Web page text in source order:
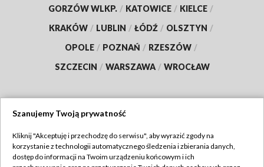
GORZÓW WLKP. / KATOWICE / KIELCE /
KRAKÓW / LUBLIN / ŁÓDŹ / OLSZTYN /
OPOLE / POZNAŃ / RZESZÓW /
SZCZECIN / WARSZAWA / WROCŁAW
TVP
Szanujemy Twoją prywatność
Kliknij "Akceptuję i przechodzę do serwisu", aby wyrazić zgody na
korzystanie z technologii automatycznego śledzenia i zbierania danych,
dostęp do informacji na Twoim urządzeniu końcowym i ich